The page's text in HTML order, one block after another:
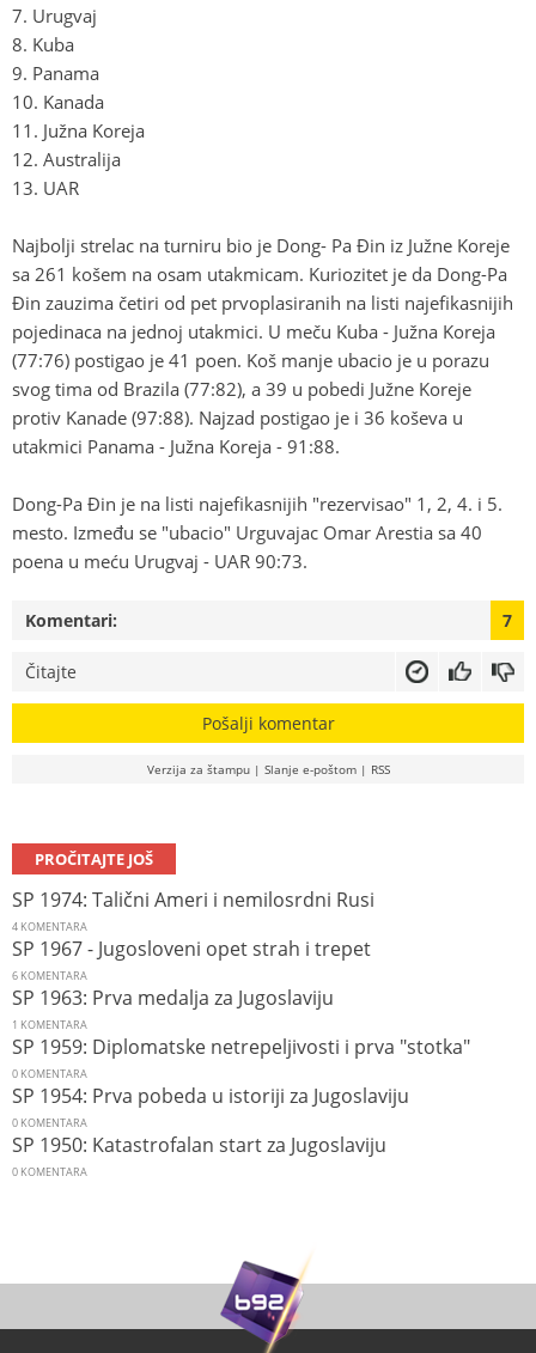
7. Urugvaj
8. Kuba
9. Panama
10. Kanada
11. Južna Koreja
12. Australija
13. UAR
Najbolji strelac na turniru bio je Dong- Pa Ðin iz Južne Koreje
sa 261 košem na osam utakmicam. Kuriozitet je da Dong-Pa
Ðin zauzima četiri od pet prvoplasiranih na listi najefikasnijih
pojedinaca na jednoj utakmici. U meču Kuba - Južna Koreja
(77:76) postigao je 41 poen. Koš manje ubacio je u porazu
svog tima od Brazila (77:82), a 39 u pobedi Južne Koreje
protiv Kanade (97:88). Najzad postigao je i 36 koševa u
utakmici Panama - Južna Koreja - 91:88.
Dong-Pa Ðin je na listi najefikasnijih "rezervisao" 1, 2, 4. i 5.
mesto. Između se "ubacio" Urguvajac Omar Arestia sa 40
poena u meću Urugvaj - UAR 90:73.
Komentari: 7
Čitajte
Pošalji komentar
Verzija za štampu| Slanje e-poštom| RSS
PROČITAJTE JOŠ
SP 1974: Talični Ameri i nemilosrdni Rusi
4 KOMENTARA
SP 1967 - Jugosloveni opet strah i trepet
6 KOMENTARA
SP 1963: Prva medalja za Jugoslaviju
1 KOMENTARA
SP 1959: Diplomatske netrepeljivosti i prva "stotka"
0 KOMENTARA
SP 1954: Prva pobeda u istoriji za Jugoslaviju
0 KOMENTARA
SP 1950: Katastrofalan start za Jugoslaviju
0 KOMENTARA